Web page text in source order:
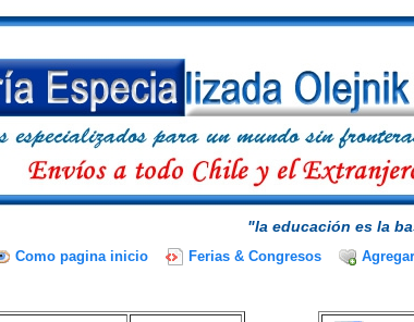
"la educación es la
Como pagina inicio Ferias & Congresos